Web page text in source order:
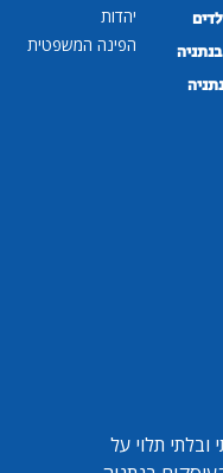
יהדות
הפינה המשפטית
תלוי על